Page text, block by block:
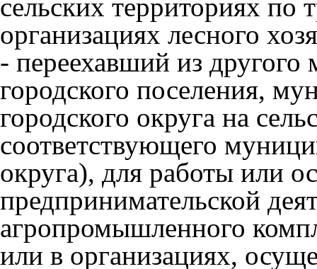
сельских территориях по
организациях лесного
- переехавший из
городского поселения,
городского округа на
соответствующего
округа), для работы или
предпринимательской
агропромышленного
или в организациях,